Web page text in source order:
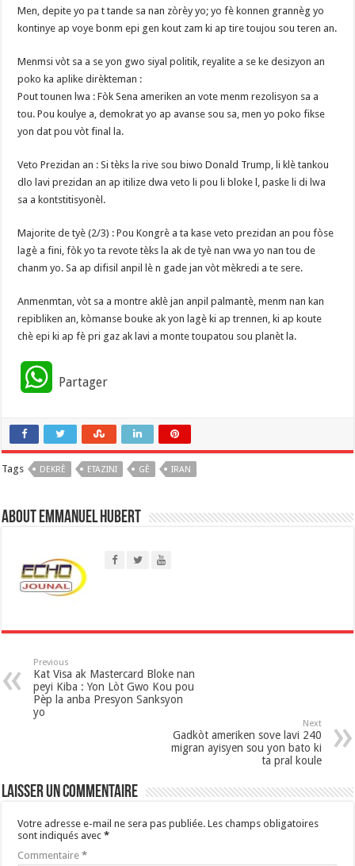
Men, depite yo pa t tande sa nan zòrèy yo; yo fè konnen grannèg yo
kontinye ap voye bonm epi gen kout zam ki ap tire toujou sou teren an.
Menmsi vòt sa a se yon gwo siyal politik, reyalite a se ke desizyon an
poko ka aplike dirèkteman :
Pout tounen lwa : Fòk Sena ameriken an vote menm rezolisyon sa a
tou. Pou koulye a, demokrat yo ap avanse sou sa, men yo poko fikse
yon dat pou vòt final la.
Veto Prezidan an : Si tèks la rive sou biwo Donald Trump, li klè tankou
dlo lavi prezidan an ap itilize dwa veto li pou li bloke l, paske li di lwa
sa a kontstitisyonèl.
Majorite de tyè (2/3) : Pou Kongrè a ta kase veto prezidan an pou fòse
lagè a fini, fòk yo ta revote tèks la ak de tyè nan vwa yo nan tou de
chanm yo. Sa ap difisil anpil lè n gade jan vòt mèkredi a te sere.
Anmenmtan, vòt sa a montre aklè jan anpil palmantè, menm nan kan
repibliken an, kòmanse bouke ak yon lagè ki ap trennen, ki ap koute
chè epi ki ap fè pri gaz ak lavi a monte toupatou sou planèt la.
W
a
t
p
p
Partager
Tags DEKRÈ ETAZINI GÈ IRAN
About Emmanuel Hubert
Previous
Kat Visa ak Mastercard Bloke nan
peyi Kiba : Yon Lòt Gwo Kou pou
Pèp la anba Presyon Sanksyon
yo
Next
Gadkòt ameriken sove lavi 240
migran ayisyen sou yon bato ki
ta pral koule
Laisser un commentaire
Votre adresse e-mail ne sera pas publiée. Les champs obligatoires
sont indiqués avec*
Commentaire*